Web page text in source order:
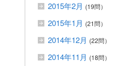
2015年2月 (19問）
2015年1月 (21問）
2014年12月 (22問）
2014年11月 (18問）